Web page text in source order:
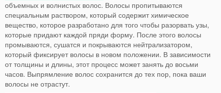
объемных и волнистых волос. Волосы пропитываются
специальным раствором, который содержит химическое
вещество, которое разработано для того чтобы разорвать узы,
которые придают каждой пряди форму. После этого волосы
промываются, сушатся и покрываются нейтрализатором,
который фиксирует волосы в новом положении. В зависимости
от толщины и длины, этот процесс может занять до восьми
часов. Выпрямление волос сохранится до тех пор, пока ваши
волосы не отрастут.